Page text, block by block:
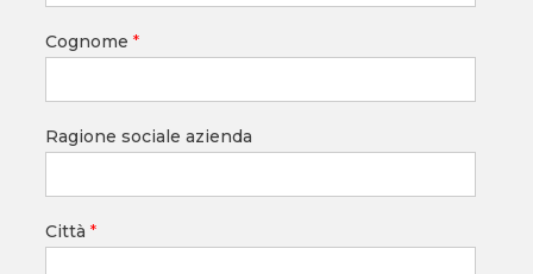
Cognome *
Ragione sociale azienda
Città *